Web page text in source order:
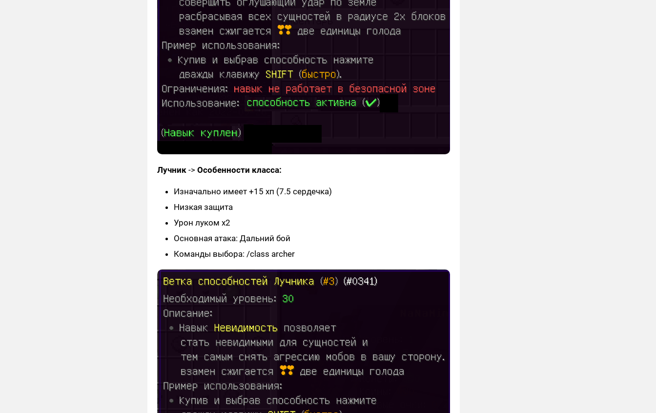
Лучник -> Особенности класса:
Изначально имеет +15 хп (7.5 сердечка)
Низкая защита
Урон луком х2
Основная атака: Дальний бой
Команды выбора: /class archer